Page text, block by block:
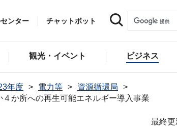
ンター チャットボット
観光・イベント ビジネス
年度 電力等
資源循環局
か所への再生可能エネルギー導入事業
最終更